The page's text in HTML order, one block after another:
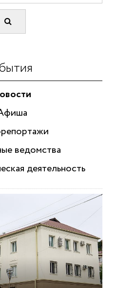
ведомства
деятельность